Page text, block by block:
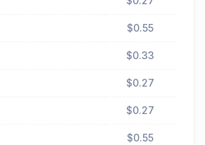
$0.55
$0.33
$0.27
$0.27
$0.55